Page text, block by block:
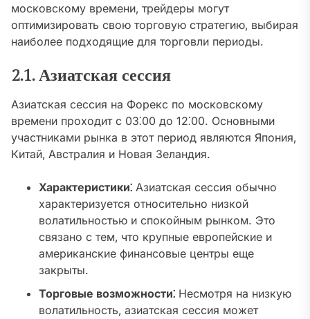
московскому времени‚ трейдеры могут
оптимизировать свою торговую стратегию‚ выбирая
наиболее подходящие для торговли периоды.
2.1. Азиатская сессия
Азиатская сессия на Форекс по московскому
времени проходит с 03⁚00 до 12⁚00. Основными
участниками рынка в этот период являются Япония‚
Китай‚ Австралия и Новая Зеландия.
Характеристики⁚ Азиатская сессия обычно
характеризуется относительно низкой
волатильностью и спокойным рынком. Это
связано с тем‚ что крупные европейские и
американские финансовые центры еще
закрыты.
Торговые возможности⁚ Несмотря на низкую
волатильность‚ азиатская сессия может